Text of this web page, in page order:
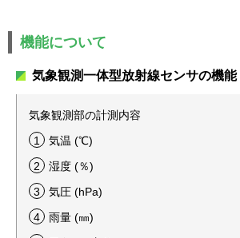
機能について
気象観測⼀体型放射線センサの機能
気象観測部の計測内容
気温 (℃)
湿度 (％)
気圧 (hPa)
⾬量 (㎜)